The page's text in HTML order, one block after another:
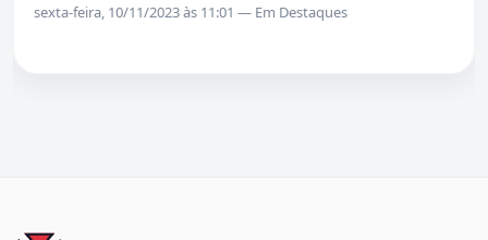
sexta-feira, 10/11/2023 às 11:01 — Em Destaques